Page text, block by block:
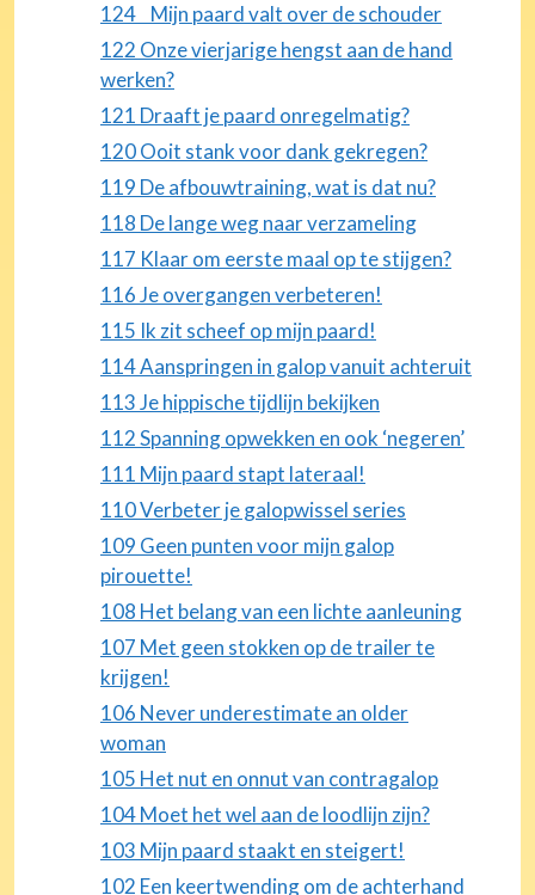
124 Mijn paard valt over de schouder
122 Onze vierjarige hengst aan de hand
werken?
121 Draaft je paard onregelmatig?
120 Ooit stank voor dank gekregen?
119 De afbouwtraining, wat is dat nu?
118 De lange weg naar verzameling
117 Klaar om eerste maal op te stijgen?
116 Je overgangen verbeteren!
115 Ik zit scheef op mijn paard!
114 Aanspringen in galop vanuit achteruit
113 Je hippische tijdlijn bekijken
112 Spanning opwekken en ook ‘negeren’
111 Mijn paard stapt lateraal!
110 Verbeter je galopwissel series
109 Geen punten voor mijn galop
pirouette!
108 Het belang van een lichte aanleuning
107 Met geen stokken op de trailer te
krijgen!
106 Never underestimate an older
woman
105 Het nut en onnut van contragalop
104 Moet het wel aan de loodlijn zijn?
103 Mijn paard staakt en steigert!
102 Een keertwending om de achterhand